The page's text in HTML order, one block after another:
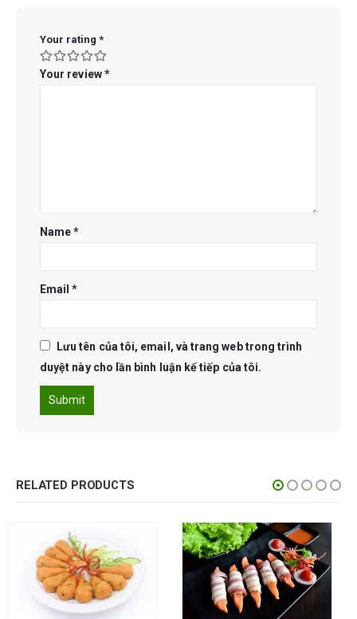
Your rating *
Your review*
Name*
Email*
Lưu tên của tôi, email, và trang web trong trình
duyệt này cho lần bình luận kế tiếp của tôi.
RELATED PRODUCTS